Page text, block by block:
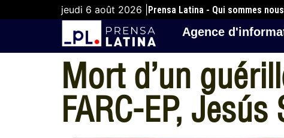
jeudi 6 août 2026 | Prensa Latina - Qui sommes nous
Agence
Mort d’un
FARC-EP,